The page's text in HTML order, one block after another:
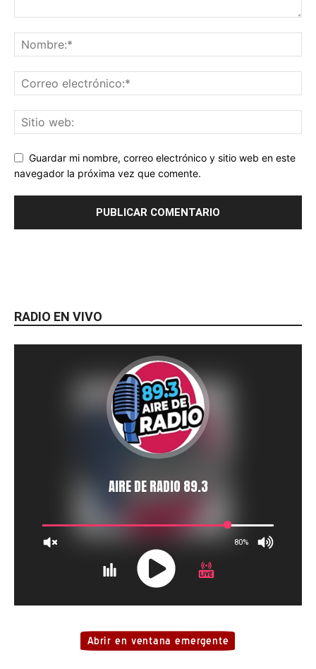
Guardar mi nombre, correo electrónico y sitio web en este
navegador la próxima vez que comente.
RADIO EN VIVO